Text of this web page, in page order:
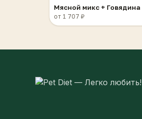
Мясной микс + Говядина
от 1 707 ₽